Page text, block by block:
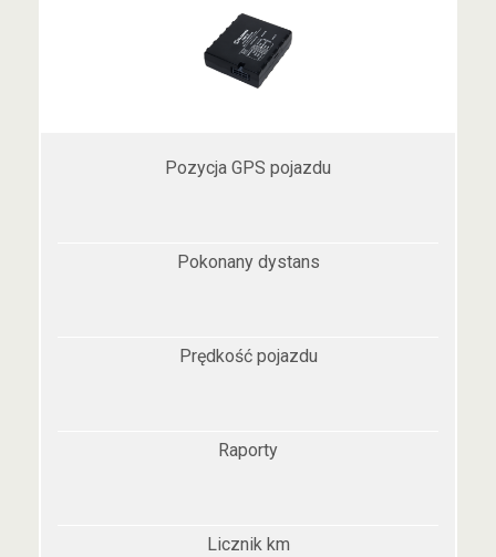
Pozycja GPS pojazdu
Pokonany dystans
Prędkość pojazdu
Raporty
Licznik km